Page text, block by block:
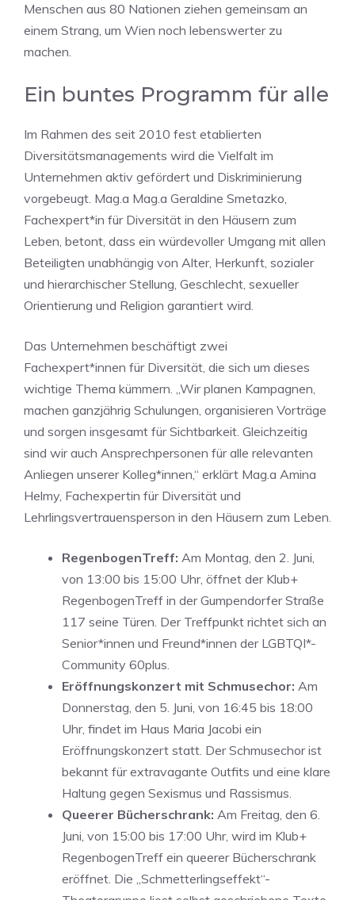
Menschen aus 80 Nationen ziehen gemeinsam an
einem Strang, um Wien noch lebenswerter zu
machen.
Ein buntes Programm für alle
Im Rahmen des seit 2010 fest etablierten
Diversitätsmanagements wird die Vielfalt im
Unternehmen aktiv gefördert und Diskriminierung
vorgebeugt. Mag.a Mag.a Geraldine Smetazko,
Fachexpert*in für Diversität in den Häusern zum
Leben, betont, dass ein würdevoller Umgang mit allen
Beteiligten unabhängig von Alter, Herkunft, sozialer
und hierarchischer Stellung, Geschlecht, sexueller
Orientierung und Religion garantiert wird.
Das Unternehmen beschäftigt zwei
Fachexpert*innen für Diversität, die sich um dieses
wichtige Thema kümmern. „Wir planen Kampagnen,
machen ganzjährig Schulungen, organisieren Vorträge
und sorgen insgesamt für Sichtbarkeit. Gleichzeitig
sind wir auch Ansprechpersonen für alle relevanten
Anliegen unserer Kolleg*innen,“ erklärt Mag.a Amina
Helmy, Fachexpertin für Diversität und
Lehrlingsvertrauensperson in den Häusern zum Leben.
RegenbogenTreff: Am Montag, den 2. Juni,
von 13:00 bis 15:00 Uhr, öffnet der Klub+
RegenbogenTreff in der Gumpendorfer Straße
117 seine Türen. Der Treffpunkt richtet sich an
Senior*innen und Freund*innen der LGBTQI*-
Community 60plus.
Eröffnungskonzert mit Schmusechor: Am
Donnerstag, den 5. Juni, von 16:45 bis 18:00
Uhr, findet im Haus Maria Jacobi ein
Eröffnungskonzert statt. Der Schmusechor ist
bekannt für extravagante Outfits und eine klare
Haltung gegen Sexismus und Rassismus.
Queerer Bücherschrank: Am Freitag, den 6.
Juni, von 15:00 bis 17:00 Uhr, wird im Klub+
RegenbogenTreff ein queerer Bücherschrank
eröffnet. Die „Schmetterlingseffekt“-